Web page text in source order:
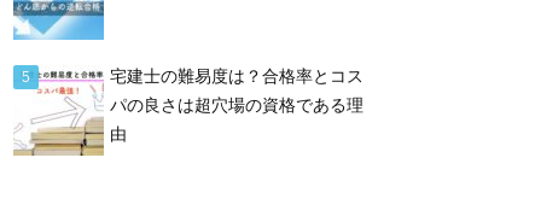
宅建士の難易度は？合格率とコス
パの良さは超穴場の資格である理
由